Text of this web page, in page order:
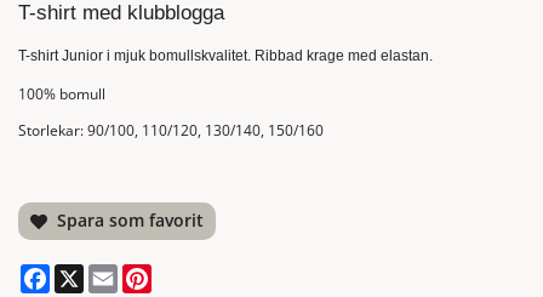
T-shirt med klubblogga
T-shirt Junior i mjuk bomullskvalitet. Ribbad krage med elastan.
100% bomull
Storlekar: 90/100, 110/120, 130/140, 150/160
Spara som favorit
Facebook
X Email